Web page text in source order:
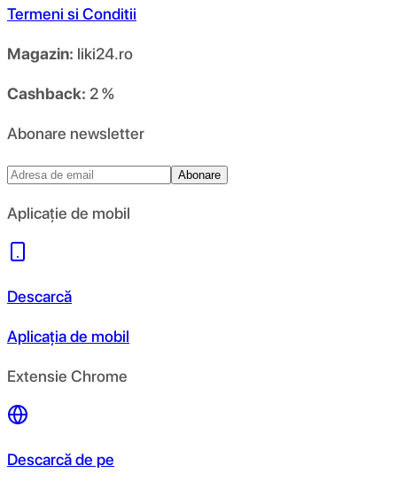
Termeni si Conditii
Magazin: liki24.ro
Cashback: 2 %
Abonare newsletter
Abonare
Aplicație de mobil
Descarcă
Aplicația de mobil
Extensie Chrome
Descarcă de pe